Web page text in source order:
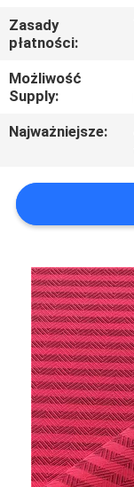
PRZYPADKI
COMPANY
SITEMAP
PRIVACY
POLICY
Zasady
płatności:
Możliwość
Supply:
Najważniejsze: